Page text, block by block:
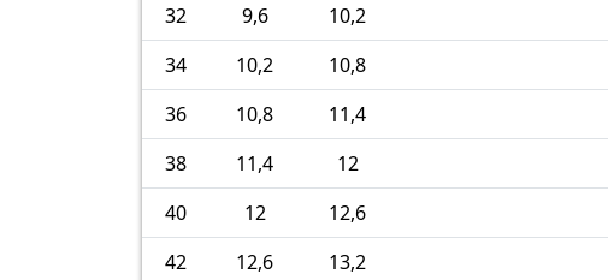
32
9,6 10,2
34
10,2 10,8
36
10,8 11,4
38
11,4 12
40
12 12,6
42
12,6 13,2